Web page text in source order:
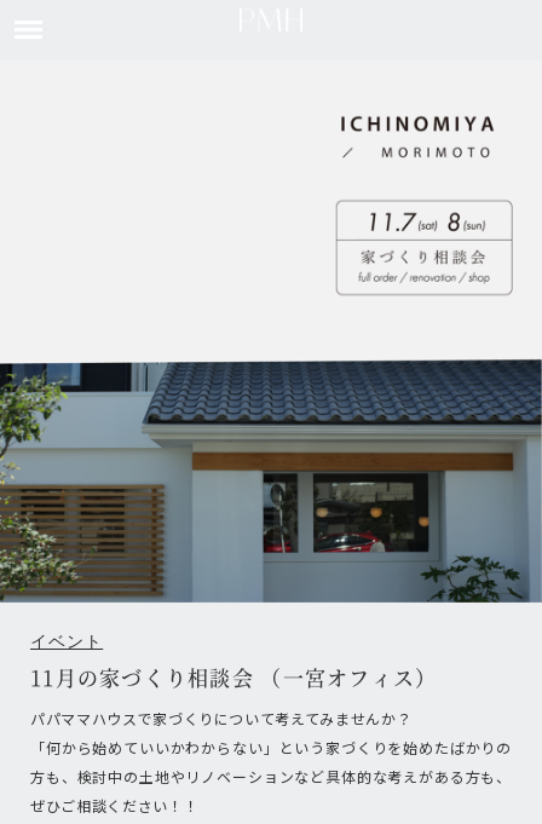
イベント
11月の家づくり相談会 （一宮オフィス）
パパママハウスで家づくりについて考えてみませんか？
「何から始めていいかわからない」という家づくりを始めたばかりの
方も、検討中の土地やリノベーションなど具体的な考えがある方も、
ぜひご相談ください！！